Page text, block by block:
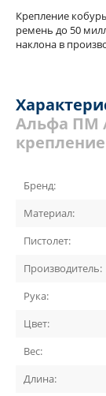
Крепление
ремень до 50
наклона в
Альфа ПМ
Бренд:
Материал:
Пистолет:
Производитель:
Рука:
Цвет:
Вес:
Длина: